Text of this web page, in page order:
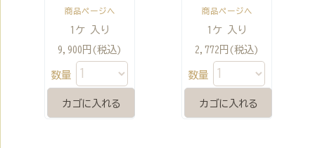
商品ページへ
1ケ 入り
9,900円(税込)
数量
商品ページへ
1ケ 入り
2,772円(税込)
数量